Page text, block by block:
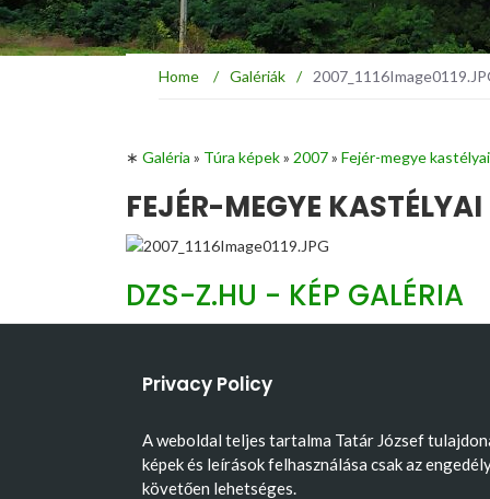
Home / Galériák /
∗ Galéria » Túra képek» 2007» Fejér-megye kastélyai
FEJÉR-MEGYE
DZS-Z.HU - KÉP GALÉRIA
Privacy Policy
A weboldal teljes tartalma Tatár József
képek és leírások felhasználása csak az
követően lehetséges.